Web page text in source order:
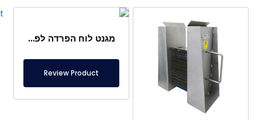
מגנט לוח הפרדה לפח 145x125x22 מ"מ
Review Product